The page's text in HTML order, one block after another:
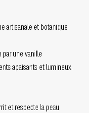
artisanale et botanique
par une vanille
apaisants et lumineux.
et respecte la peau